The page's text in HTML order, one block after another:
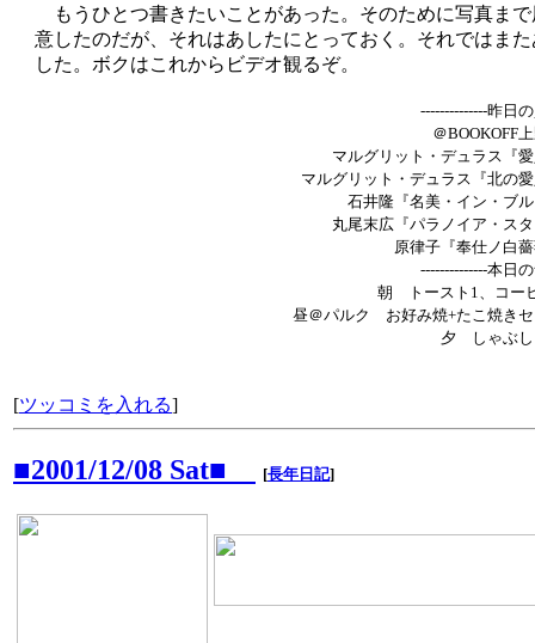
もうひとつ書きたいことがあった。そのために写真まで
意したのだが、それはあしたにとっておく。それではまた
した。ボクはこれからビデオ観るぞ。
--------------昨日
＠BOOKOFF
マルグリット・デュラス『
マルグリット・デュラス『北の
石井隆『名美・イン・ブ
丸尾末広『パラノイア・ス
原律子『奉仕ノ白
--------------本日
朝 トースト1、コー
昼＠パルク お好み焼+たこ焼き
夕 しゃぶし
[ツッコミを入れる]
■2001/12/08 Sat■ [長年日記]